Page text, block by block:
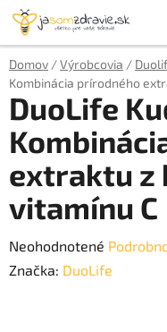
Prejsť
obsah
Domov /Výrobcovia /
Kombinácia prírodného
DuoLife
extraktu z
vitamínu C
Priemerné
hodnotenie
Neohodnotené
Značka: DuoLife